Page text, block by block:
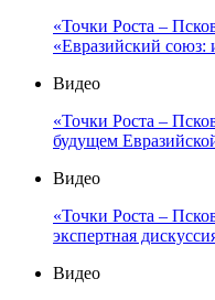
«Точки Роста –
«Евразийский союз:
Видео
«Точки Роста –
будущем
Видео
«Точки Роста –
экспертная
Видео